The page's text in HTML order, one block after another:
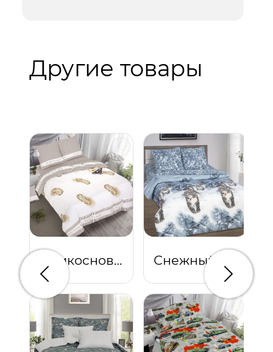
Другие товары
Прикосновение
Предыдущий